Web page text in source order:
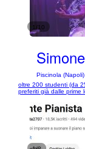
1/10
Piscinola
oltre 200 studenti (da
preferiti già dalle prime